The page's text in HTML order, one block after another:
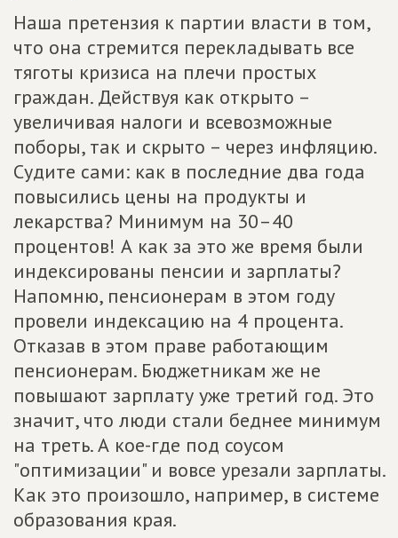
Наша претензия к партии власти в том,
что она стремится перекладывать все
тяготы кризиса на плечи простых
граждан. Действуя как открыто –
увеличивая налоги и всевозможные
поборы, так и скрыто – через инфляцию.
Судите сами: как в последние два года
повысились цены на продукты и
лекарства? Минимум на 30–40
процентов! А как за это же время были
индексированы пенсии и зарплаты?
Напомню, пенсионерам в этом году
провели индексацию на 4 процента.
Отказав в этом праве работающим
пенсионерам. Бюджетникам же не
повышают зарплату уже третий год. Это
значит, что люди стали беднее минимум
на треть. А кое-где под соусом
"оптимизации" и вовсе урезали зарплаты.
Как это произошло, например, в системе
образования края.